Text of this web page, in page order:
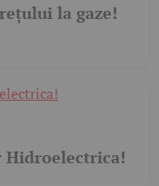
la gaze!